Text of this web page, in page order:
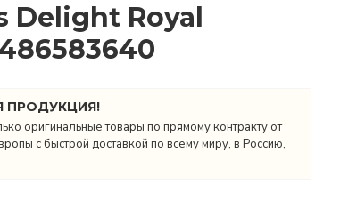
Delight Royal
ПРОДУКЦИЯ!
оригинальные товары по прямому контракту от
с быстрой доставкой по всему миру, в Россию,